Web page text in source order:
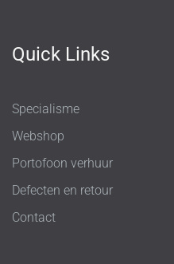
Quick Links
Specialisme
Webshop
Portofoon verhuur
Defecten en retour
Contact